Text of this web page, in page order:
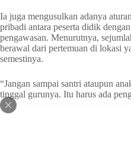
Ia juga mengusulkan adanya
pribadi antara peserta didik
pengawasan. Menurutnya,
berawal dari pertemuan di lokasi
semestinya.
“Jangan sampai santri ataupun
tinggal gurunya. Itu harus ada
Selain regulasi, Hetifah menilai
lingkungan pendidikan juga
masih banyak kasus yang baru
korban bertambah karena